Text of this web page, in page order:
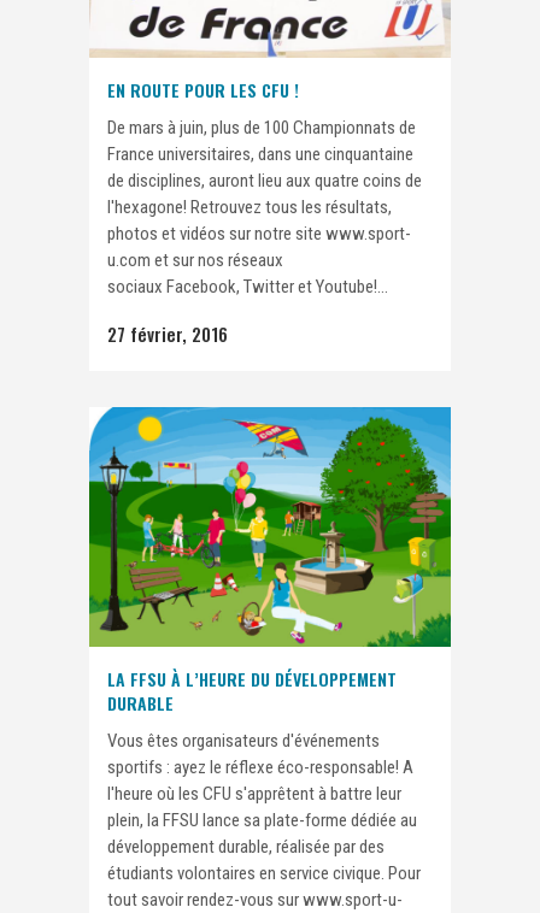
EN ROUTE POUR LES CFU !
De mars à juin, plus de 100 Championnats de
France universitaires, dans une cinquantaine
de disciplines, auront lieu aux quatre coins de
l'hexagone! Retrouvez tous les résultats,
photos et vidéos sur notre site www.sport-
u.com et sur nos réseaux
sociaux Facebook, Twitter et Youtube!...
27 février, 2016
LA FFSU À L’HEURE DU DÉVELOPPEMENT
DURABLE
Vous êtes organisateurs d'événements
sportifs : ayez le réflexe éco-responsable! A
l'heure où les CFU s'apprêtent à battre leur
plein, la FFSU lance sa plate-forme dédiée au
développement durable, réalisée par des
étudiants volontaires en service civique. Pour
tout savoir rendez-vous sur www.sport-u-